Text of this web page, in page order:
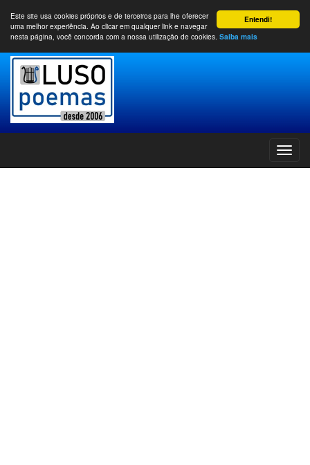
Entendi!
Este site usa cookies próprios e de terceiros para lhe oferecer
uma melhor experiência. Ao clicar em qualquer link e navegar
nesta página, você concorda com a nossa utilização de cookies. Saiba mais